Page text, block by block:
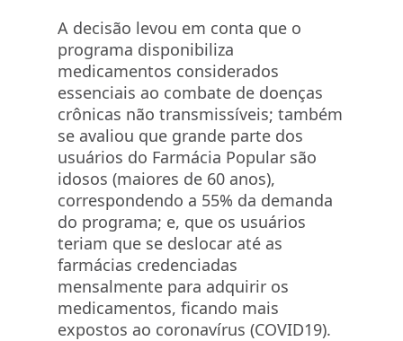
A decisão levou em conta que o
programa disponibiliza
medicamentos considerados
essenciais ao combate de doenças
crônicas não transmissíveis; também
se avaliou que grande parte dos
usuários do Farmácia Popular são
idosos (maiores de 60 anos),
correspondendo a 55% da demanda
do programa; e, que os usuários
teriam que se deslocar até as
farmácias credenciadas
mensalmente para adquirir os
medicamentos, ficando mais
expostos ao coronavírus (COVID19).